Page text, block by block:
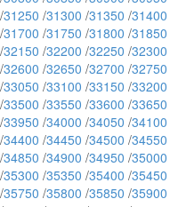
/31250 /31300 /31350 /31400
/31700 /31750 /31800 /31850
/32150 /32200 /32250 /32300
/32600 /32650 /32700 /32750
/33050 /33100 /33150 /33200
/33500 /33550 /33600 /33650
/33950 /34000 /34050 /34100
/34400 /34450 /34500 /34550
/34850 /34900 /34950 /35000
/35300 /35350 /35400 /35450
/35750 /35800 /35850 /35900